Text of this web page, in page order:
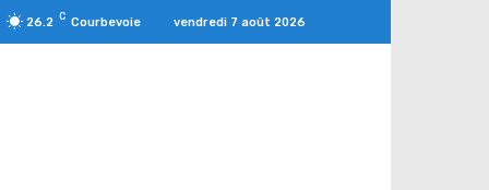
26.2 C Courbevoie vendredi 7 août 2026